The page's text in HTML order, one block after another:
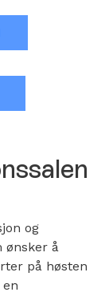
og
ønsker å
på høsten